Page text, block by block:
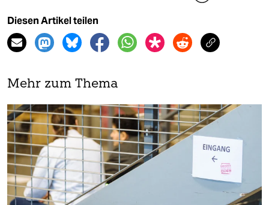
Diesen Artikel teilen
Mehr zum Thema